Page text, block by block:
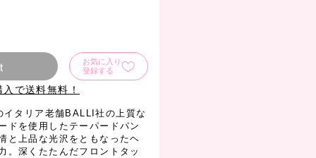
お気に入り
登録する
で送料無料！
タリア老舗BALLI社の上質な
ドを使用したテーパードパン
と上品な光沢をともなったヘ
。深くたたんだフロントタッ